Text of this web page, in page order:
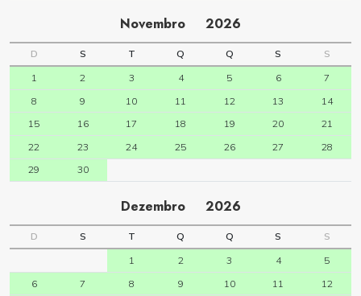
Novembro 2026
D S T Q Q S
S
1
2 3 4 5 6
7
8
9 10 11 12 13
14
15
16 17 18 19 20
21
22
23 24 25 26 27
28
29
30
Dezembro 2026
D S T Q Q S
S
1
2 3 4
5
6
7 8 9 10 11
12